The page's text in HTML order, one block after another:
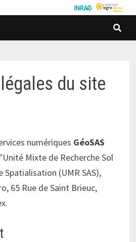
du site
numériques GéoSAS
Mixte de Recherche Sol
(UMR SAS),
65 Rue de Saint Brieuc,